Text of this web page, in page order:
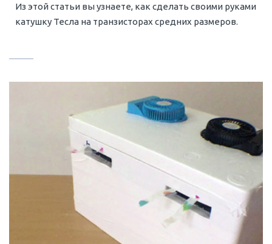
Из этой статьи вы узнаете, как сделать своими руками
катушку Тесла на транзисторах средних размеров.